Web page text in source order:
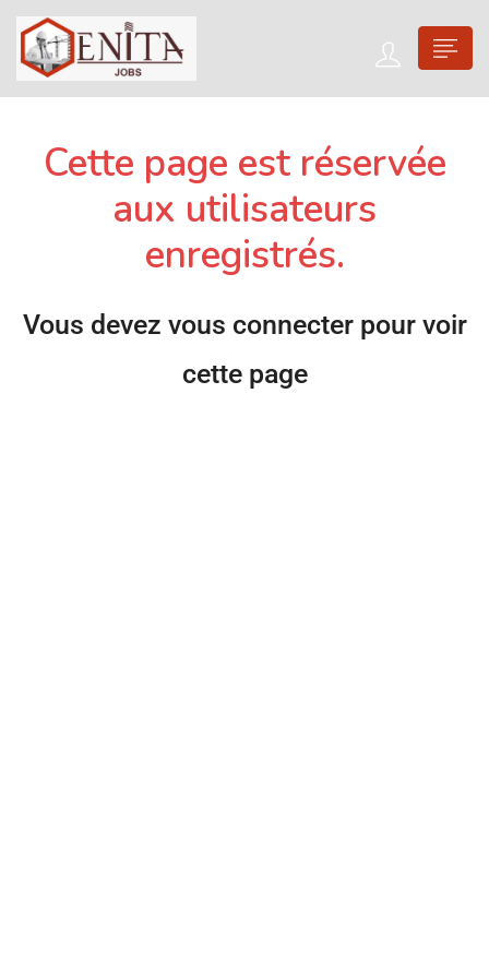
Cette page est réservée
aux utilisateurs
enregistrés.
Vous devez vous connecter pour voir
cette page